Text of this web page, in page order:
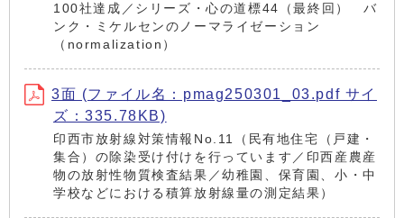
100社達成／シリーズ・心の道標44（最終回） バ
ンク・ミケルセンのノーマライゼーション
（normalization）
3面 (ファイル名：pmag250301_03.pdf サイ
ズ：335.78KB)
印西市放射線対策情報No.11（民有地住宅（戸建・
集合）の除染受け付けを行っています／印西産農産
物の放射性物質検査結果／幼稚園、保育園、小・中
学校などにおける積算放射線量の測定結果）